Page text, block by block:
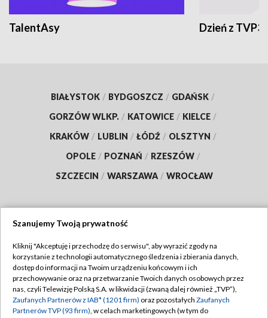
TalentAsy Dzień z TVP3
BIAŁYSTOK / BYDGOSZCZ / GDAŃSK /
GORZÓW WLKP. / KATOWICE / KIELCE /
KRAKÓW / LUBLIN / ŁÓDŹ / OLSZTYN /
OPOLE / POZNAŃ / RZESZÓW /
SZCZECIN / WARSZAWA / WROCŁAW
TVP
Abonament TVP
Emisja w TVP
Regulamin TVP
Polityka prywatności
Szanujemy Twoją prywatność
Kliknij "Akceptuję i przechodzę do serwisu", aby wyrazić zgody na
korzystanie z technologii automatycznego śledzenia i zbierania danych,
dostęp do informacji na Twoim urządzeniu końcowym i ich
przechowywanie oraz na przetwarzanie Twoich danych osobowych przez
nas, czyli Telewizję Polską S.A. w likwidacji (zwaną dalej również „TVP”),
Zaufanych Partnerów z IAB* (1201 firm) oraz pozostałych Zaufanych
Partnerów TVP (93 firm), w celach marketingowych (w tym do